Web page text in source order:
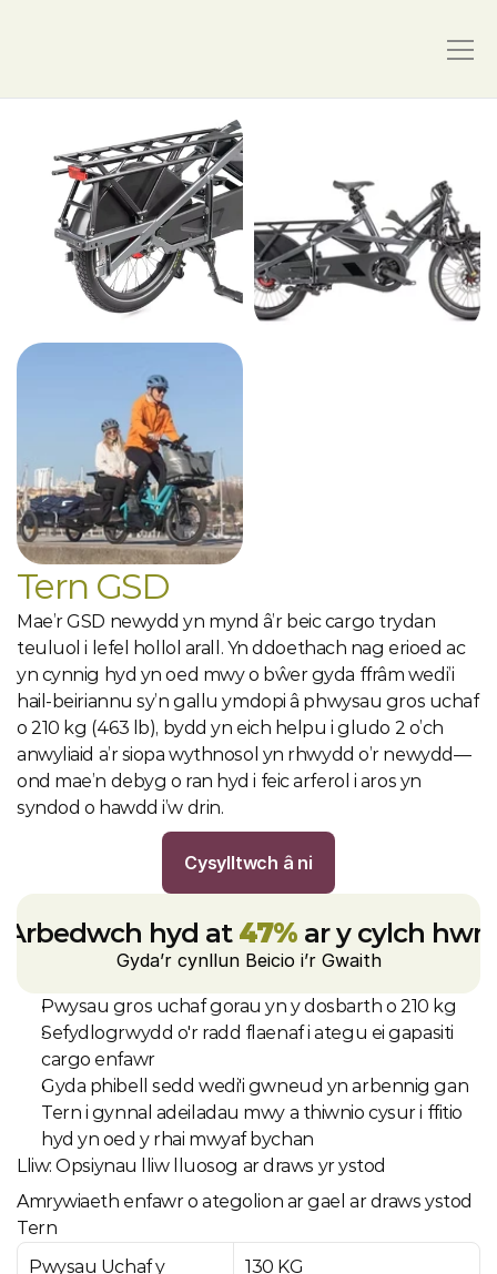
Tern GSD
Mae’r GSD newydd yn mynd â’r beic cargo trydan
teuluol i lefel hollol arall. Yn ddoethach nag erioed ac
yn cynnig hyd yn oed mwy o bŵer gyda ffrâm wedi’i
hail-beiriannu sy’n gallu ymdopi â phwysau gros uchaf
o 210 kg (463 lb), bydd yn eich helpu i gludo 2 o’ch
anwyliaid a’r siopa wythnosol yn rhwydd o’r newydd—
ond mae’n debyg o ran hyd i feic arferol i aros yn
syndod o hawdd i’w drin.
Cysylltwch â ni
Arbedwch hyd at 47% ar y cylch hwn
Gyda’r cynllun Beicio i’r Gwaith
Pwysau gros uchaf gorau yn y dosbarth o 210 kg
Sefydlogrwydd o'r radd flaenaf i ategu ei gapasiti
cargo enfawr
Gyda phibell sedd wedi'i gwneud yn arbennig gan
Tern i gynnal adeiladau mwy a thiwnio cysur i ffitio
hyd yn oed y rhai mwyaf bychan
Lliw: Opsiynau lliw lluosog ar draws yr ystod
Amrywiaeth enfawr o ategolion ar gael ar draws ystod
Tern
Pwysau Uchaf y
130 KG